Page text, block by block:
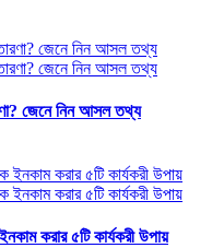
জেনে নিন আসল তথ্য
করার ৫টি কার্যকরী উপায়